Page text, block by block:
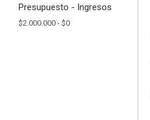
Presupuesto - Ingresos
$2.000.000 - $0